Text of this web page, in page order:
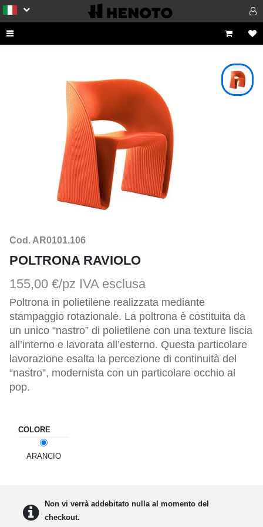
Cod. AR0101.106
POLTRONA RAVIOLO
155,00 €/pz IVA esclusa
Poltrona in polietilene realizzata mediante
stampaggio rotazionale. La poltrona è costituita da
un unico “nastro” di polietilene con una texture liscia
all’interno e lavorata all’esterno. Questa particolare
lavorazione esalta la percezione di continuità del
“nastro”, modernista con un particolare occhio al
pop.
COLORE
ARANCIO
Non vi verrà addebitato nulla al momento del
checkout.